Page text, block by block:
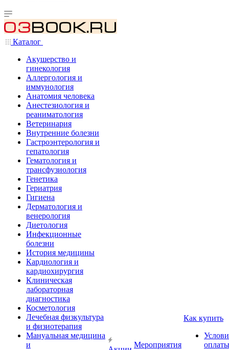
Каталог
Акушерство и
гинекология
Аллергология и
иммунология
Анатомия человека
Анестезиология и
реаниматология
Ветеринария
Внутренние болезни
Гастроэнтерология и
гепатология
Гематология и
трансфузиология
Генетика
Гериатрия
Гигиена
Дерматология и
венерология
Диетология
Инфекционные
болезни
История медицины
Кардиология и
кардиохирургия
Клиническая
лабораторная
диагностика
Косметология
Лечебная физкультура
и физиотерапия
Мануальная медицина
и
Мероприятия
Как купить
оплаты